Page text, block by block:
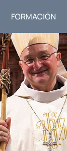
FORMACIÓN